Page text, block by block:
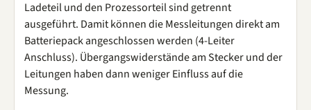
Ladeteil und den Prozessorteil sind getrennt
ausgeführt. Damit können die Messleitungen direkt am
Batteriepack angeschlossen werden (4-Leiter
Anschluss). Übergangswiderstände am Stecker und der
Leitungen haben dann weniger Einfluss auf die
Messung.